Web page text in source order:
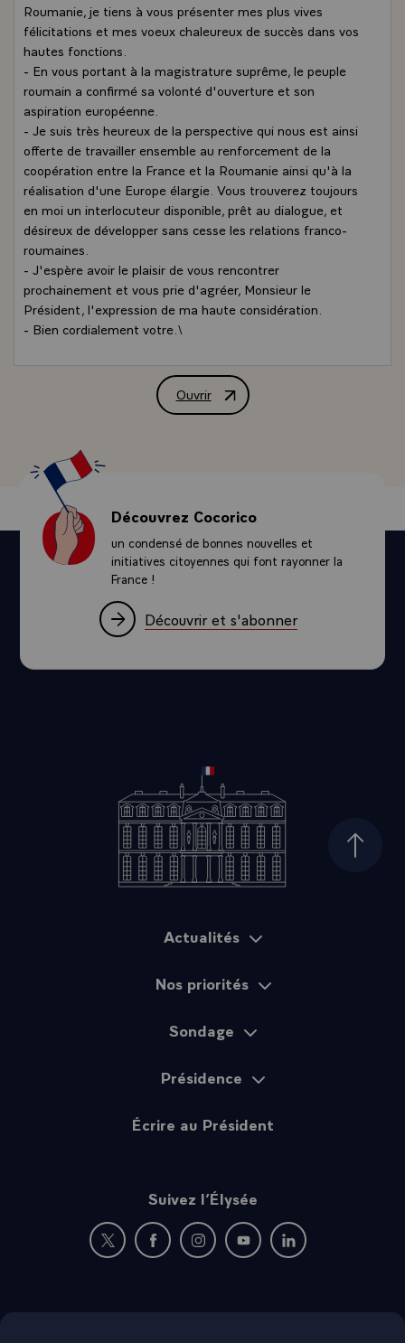
Roumanie, je tiens à vous présenter mes plus vives
félicitations et mes voeux chaleureux de succès dans vos
hautes fonctions.
- En vous portant à la magistrature suprême, le peuple
roumain a confirmé sa volonté d'ouverture et son
aspiration européenne.
- Je suis très heureux de la perspective qui nous est ainsi
offerte de travailler ensemble au renforcement de la
coopération entre la France et la Roumanie ainsi qu'à la
réalisation d'une Europe élargie. Vous trouverez toujours
en moi un interlocuteur disponible, prêt au dialogue, et
désireux de développer sans cesse les relations franco-
roumaines.
- J'espère avoir le plaisir de vous rencontrer
prochainement et vous prie d'agréer, Monsieur le
Président, l'expression de ma haute considération.
- Bien cordialement votre.\
Ouvrir
Lettre de félicitations de M. Jacques
Découvrez Cocorico
un condensé de bonnes nouvelles et
initiatives citoyennes qui font rayonner la
France !
Découvrir et s'abonner
Haut
Actualités
Nos priorités
Sondage
Présidence
Écrire au Président
Suivez l’Élysée
Nouvelle fenêtre : rejoignez-nous sur Twitter
Nouvelle fenêtre : rejoignez-nous sur
Nouvelle fenêtre : rejoignez-nous
Nouvelle fenêtre :
Nouvelle fenêtre :